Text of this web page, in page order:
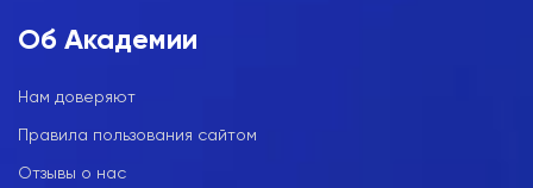
Об Академии
Нам доверяют
Правила пользования сайтом
Отзывы о нас